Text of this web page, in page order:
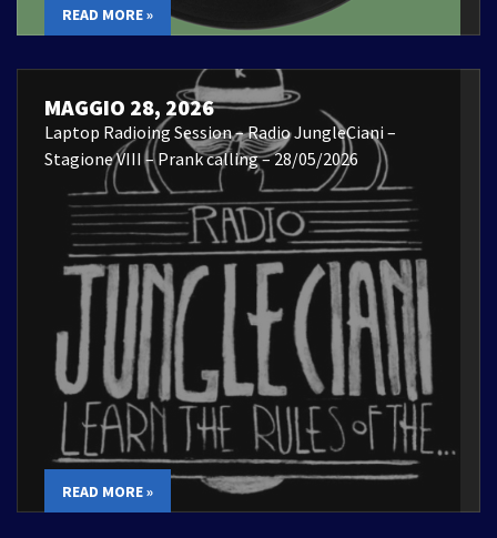
READ MORE »
MAGGIO 28, 2026
Laptop Radioing Session – Radio JungleCiani –
Stagione VIII – Prank calling – 28/05/2026
READ MORE »